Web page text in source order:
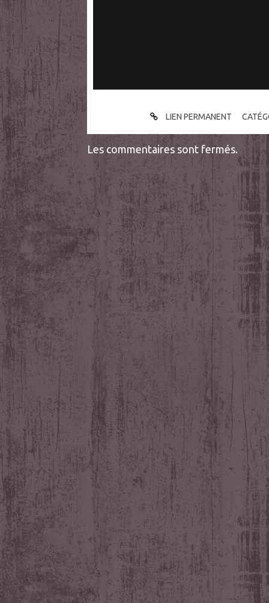
LIEN PERMANENT
Les commentaires sont fermés.